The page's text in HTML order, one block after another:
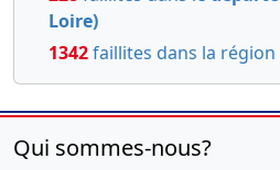
Loire)
1342faillites dans la région
Qui sommes-nous?